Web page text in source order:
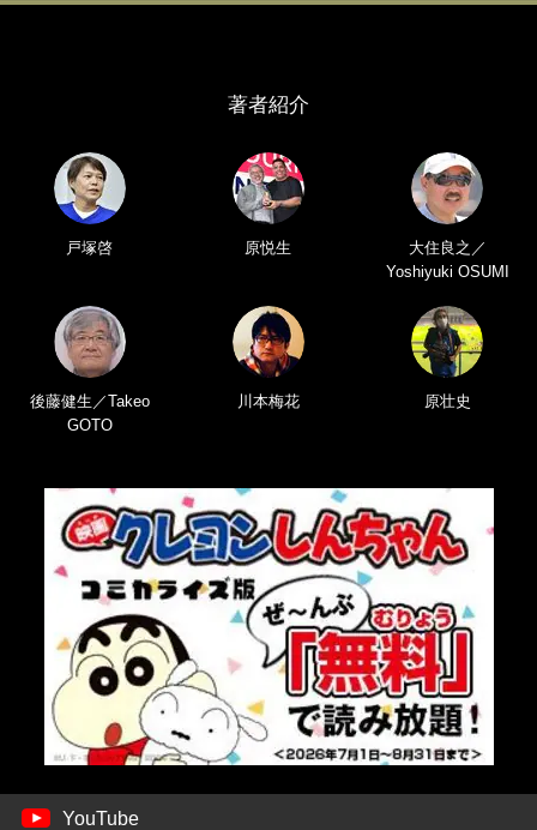
著者紹介
戸塚啓 原悦生
大住良之／
Yoshiyuki OSUMI
後藤健生／Takeo
GOTO
川本梅花 原壮史
YouTube